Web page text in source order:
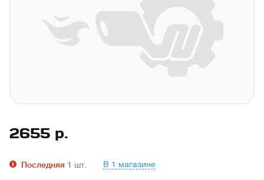
2655 р.
Последняя 1 шт. В 1 магазине